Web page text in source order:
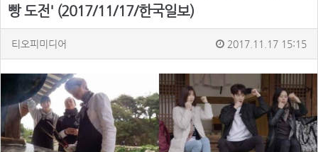
빵 도전' (2017/11/17/한국일보)
티오피미디어 2017.11.17 15:15